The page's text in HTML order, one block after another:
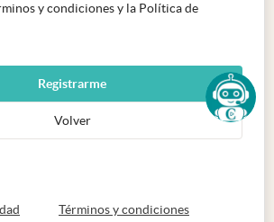
y condiciones y la Política de
Registrarme
Volver
abre en nueva pestaña
Términos y condicionesabre en nueva